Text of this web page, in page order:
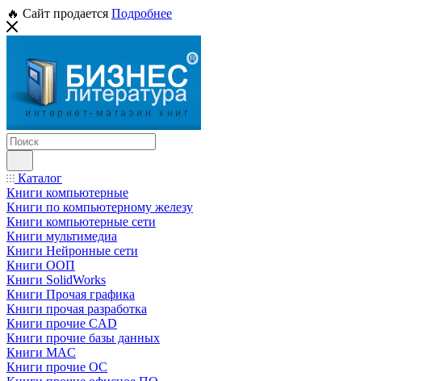
🔥 Сайт продается Подробнее
Каталог
Книги компьютерные
Книги по компьютерному железу
Книги компьютерные сети
Книги мультимедиа
Книги Нейронные сети
Книги ООП
Книги SolidWorks
Книги Прочая графика
Книги прочая разработка
Книги прочие CAD
Книги прочие базы данных
Книги MAC
Книги прочие ОС